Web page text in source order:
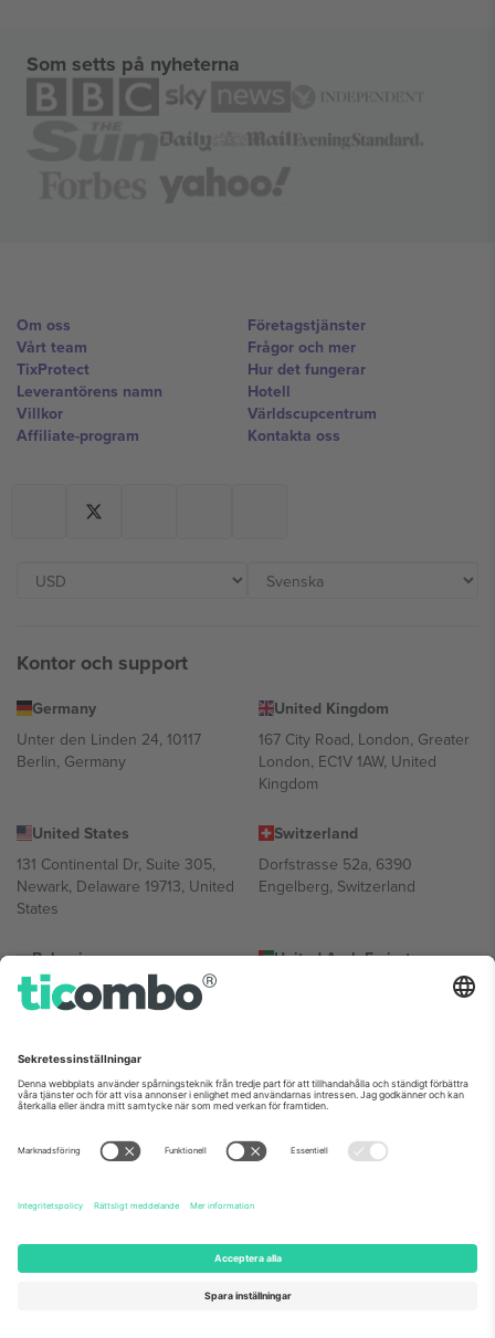
Som setts på nyheterna
Om oss
Vårt team
TixProtect
Leverantörens namn
Villkor
Affiliate-program
Företagstjänster
Frågor och mer
Hur det fungerar
Hotell
Världscupcentrum
Kontakta oss
Kontor och support
Germany
Unter den Linden 24, 10117
Berlin, Germany
United Kingdom
167 City Road, London, Greater
London, EC1V 1AW, United
Kingdom
United States
131 Continental Dr, Suite 305,
Newark, Delaware 19713, United
States
Switzerland
Dorfstrasse 52a, 6390
Engelberg, Switzerland
Bulgaria
Regus Sofia City West, bul
Totleben 53-55, 1606 Sofia,
United Arab Emirates
UAE Dubai Silicon Oasis, DDP
Mexico
Av Chapultepec 360, Roma
Norte, Cuauhtémoc, 06700
Ciudad de México, CDMX,
plats, evenemang och/eller domän. För detaljer, se specifik
evenemangssida, avtryck och villkor.,Leverantörens namn
© 2026 Ticombo. Alla rättigheter förbehållna.